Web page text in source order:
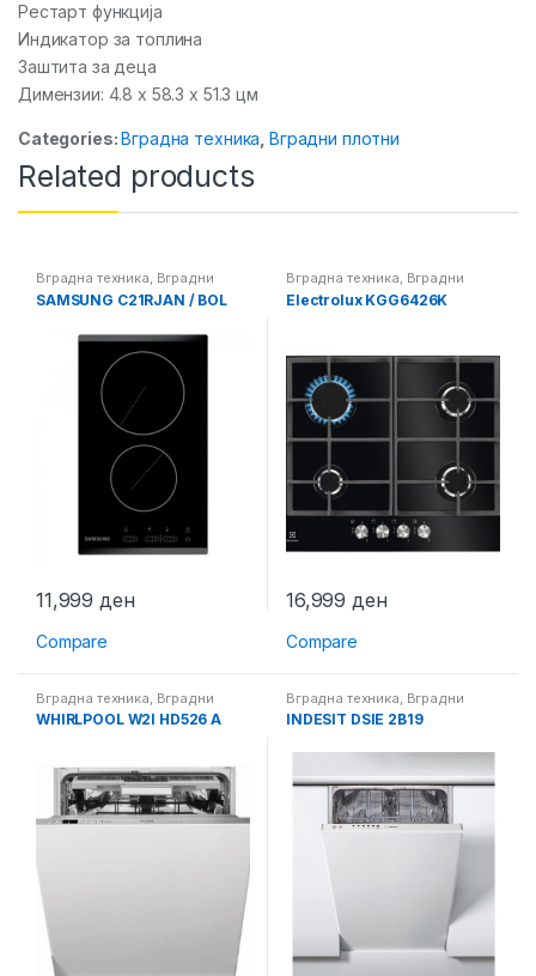
Рестарт функција
Индикатор за топлина
Заштита за деца
Димензии: 4.8 x 58.3 x 51.3 цм
Categories:Вградна техника Вградни плотни
Related products
Вградна техника, Вградни
плотни
SAMSUNG C21RJAN / BOL
11,999ден
Compare
Вградна техника, Вградни
плотни
Electrolux KGG6426K
16,999ден
Compare
Вградна техника Вградни
машини за миење садови
WHIRLPOOL W2I HD526 A
Вградна техника Вградни
машини за миење садови
INDESIT DSIE 2B19